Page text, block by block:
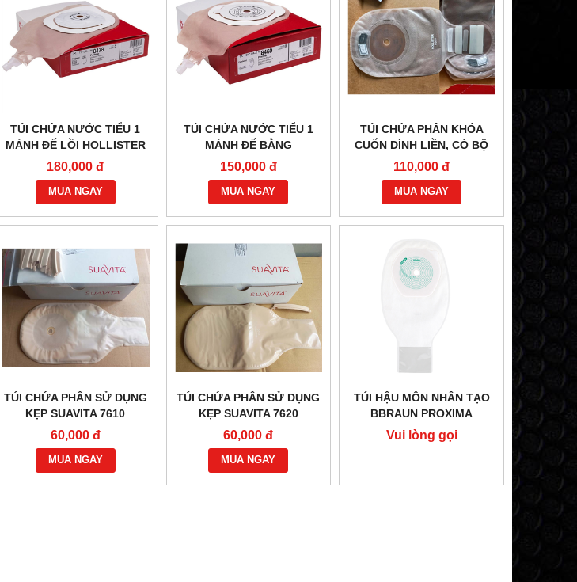
TÚI CHỨA NƯỚC TIỂU 1
MẢNH ĐẾ LỒI HOLLISTER
8478
180,000 đ
MUA NGAY
TÚI CHỨA NƯỚC TIỂU 1
MẢNH ĐẾ BẰNG
HOLLISTER 8460
150,000 đ
MUA NGAY
TÚI CHỨA PHÂN KHÓA
CUỐN DÍNH LIỀN, CÓ BỘ
LỌC KHÍ HOLLISTER 8331
110,000 đ
MUA NGAY
TÚI CHỨA PHÂN SỬ DỤNG
KẸP SUAVITA 7610
60,000 đ
MUA NGAY
TÚI CHỨA PHÂN SỬ DỤNG
KẸP SUAVITA 7620
60,000 đ
MUA NGAY
TÚI HẬU MÔN NHÂN TẠO
BBRAUN PROXIMA
DRAINABLE
TRANSPARENT 55510A
Vui lòng gọi